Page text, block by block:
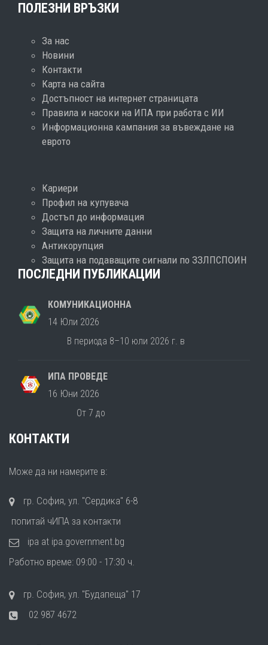
ПОЛЕЗНИ ВРЪЗКИ
За нас
Новини
Контакти
Карта на сайта
Достъпност на интернет страницата
Правила и насоки на ИПА при работа с ИИ
Информационна кампания за въвеждане на
еврото
Кариери
Профил на купувача
Достъп до информация
Защита на личните данни
Антикорупция
Защита на подаващите сигнали по ЗЗЛПСПОИН
ПОСЛЕДНИ ПУБЛИКАЦИИ
КОМУНИКАЦИОННА
14 Юли 2026
В периода 8–10 юли 2026 г. в
ИПА ПРОВЕДЕ
16 Юни 2026
От 7 до
КОНТАКТИ
Може да ни намерите в:
гр. София, ул. "Сердика" 6-8
попитай чИПА за контакти
ipa at ipa.government.bg
Работно време: 09:00 - 17:30 ч.
гр. София, ул. "Будапеща" 17
02 987 4672